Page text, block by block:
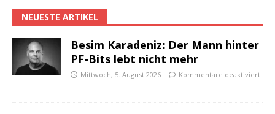
NEUESTE ARTIKEL
Besim Karadeniz: Der Mann hinter
PF-Bits lebt nicht mehr
Mittwoch, 5. August 2026 Kommentare deaktiviert